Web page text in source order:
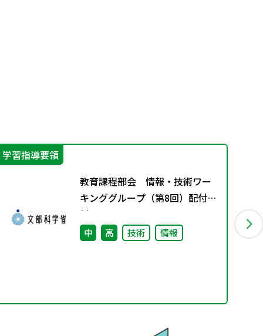
学習指導要領
教育課程部会 情報・技術ワー
キンググループ（第8回）配付資
料
中 高 技術 情報